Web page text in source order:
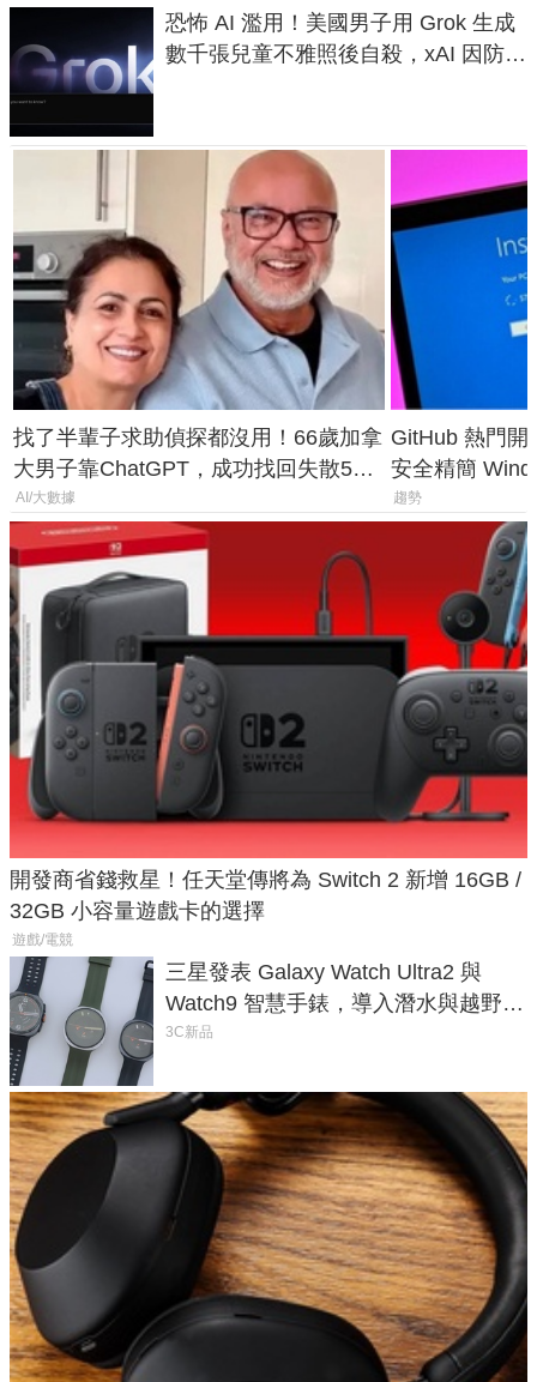
恐怖 AI 濫用！美國男子用 Grok 生成
數千張兒童不雅照後自殺，xAI 因防護
找了半輩子求助偵探都沒用！66歲加拿
大男子靠ChatGPT，成功找回失散50
年家人
AI/大數據
GitHub 熱門開
安全精簡
後台追蹤
趨勢
開發商省錢救星！任天堂傳將為 Switch 2 新增 16GB /
32GB 小容量遊戲卡的選擇
遊戲/電競
三星發表 Galaxy Watch Ultra2 與
Watch9 智慧手錶，導入潛水與越野跑
導航功能
3C新品